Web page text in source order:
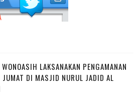
WONOASIH LAKSANAKAN PENGAMANAN
JUMAT DI MASJID NURUL JADID AL